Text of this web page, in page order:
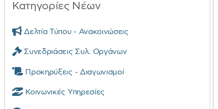
Κατηγορίες Νέων
Δελτία Τύπου - Ανακοινώσεις
Συνεδριάσεις Συλ. Οργάνων
Προκηρύξεις - Διαγωνισμοί
Κοινωνικές Υπηρεσίες